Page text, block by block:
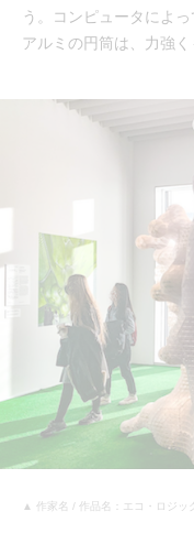
う。コンピュータによ
アルミの円筒は、力強
▲ 作家名 / 作品名：エコ・ロジッ